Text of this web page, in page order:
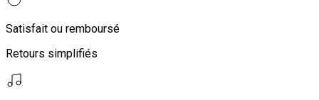
Satisfait ou remboursé
Retours simplifiés